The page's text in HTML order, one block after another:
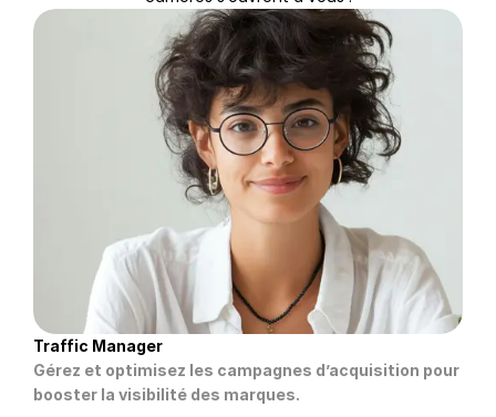
Traffic Manager
Gérez et optimisez les campagnes d’acquisition pour
booster la visibilité des marques.